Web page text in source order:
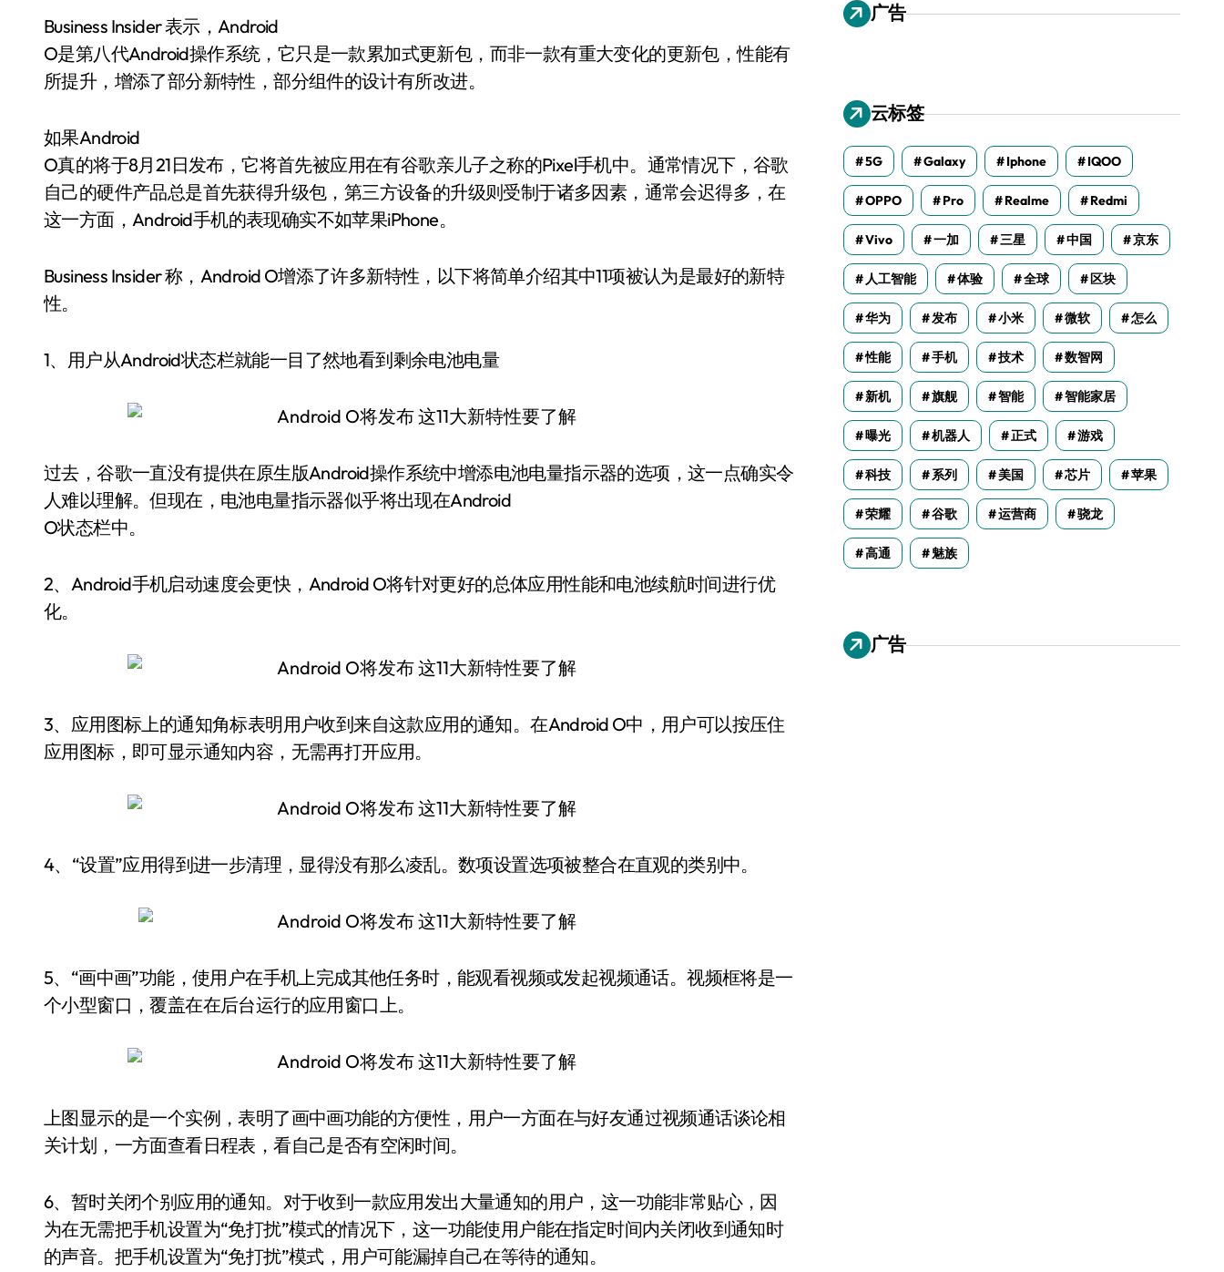
Business Insider 表示，Android
O是第八代Android操作系统，它只是一款累加式更新包，而非一款有重大变化的更新包，性能有
所提升，增添了部分新特性，部分组件的设计有所改进。
如果Android
O真的将于8月21日发布，它将首先被应用在有谷歌亲儿子之称的Pixel手机中。通常情况下，谷歌
自己的硬件产品总是首先获得升级包，第三方设备的升级则受制于诸多因素，通常会迟得多，在
这一方面，Android手机的表现确实不如苹果iPhone。
Business Insider 称，Android O增添了许多新特性，以下将简单介绍其中11项被认为是最好的新特
性。
1、用户从Android状态栏就能一目了然地看到剩余电池电量
过去，谷歌一直没有提供在原生版Android操作系统中增添电池电量指示器的选项，这一点确实令
人难以理解。但现在，电池电量指示器似乎将出现在Android
O状态栏中。
2、Android手机启动速度会更快，Android O将针对更好的总体应用性能和电池续航时间进行优
化。
3、应用图标上的通知角标表明用户收到来自这款应用的通知。在Android O中，用户可以按压住
应用图标，即可显示通知内容，无需再打开应用。
4、“设置”应用得到进一步清理，显得没有那么凌乱。数项设置选项被整合在直观的类别中。
5、“画中画”功能，使用户在手机上完成其他任务时，能观看视频或发起视频通话。视频框将是一
个小型窗口，覆盖在在后台运行的应用窗口上。
上图显示的是一个实例，表明了画中画功能的方便性，用户一方面在与好友通过视频通话谈论相
关计划，一方面查看日程表，看自己是否有空闲时间。
6、暂时关闭个别应用的通知。对于收到一款应用发出大量通知的用户，这一功能非常贴心，因
为在无需把手机设置为“免打扰”模式的情况下，这一功能使用户能在指定时间内关闭收到通知时
的声音。把手机设置为“免打扰”模式，用户可能漏掉自己在等待的通知。
广告
云标签
5G Galaxy Iphone IQOO
OPPO Pro Realme Redmi
Vivo 一加 三星 中国 京东
人工智能 体验 全球 区块
华为 发布 小米 微软 怎么
性能 手机 技术 数智网
新机 旗舰 智能 智能家居
曝光 机器人 正式 游戏
科技 系列 美国 芯片 苹果
荣耀 谷歌 运营商 骁龙
高通 魅族
广告